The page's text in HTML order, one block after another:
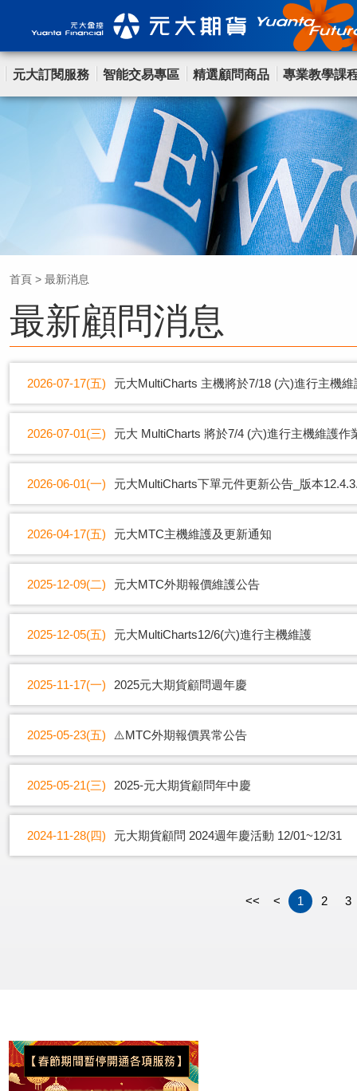
元大訂閱服務 智能交易專區 精選顧問商品 專業教學課
首頁 > 最新消息
最新顧問消息
2026-07-17(五) 元大MultiCharts 主機將於7/18 (六)進行主機
2026-07-01(三) 元大 MultiCharts 將於7/4 (六)進行主機維護作
2026-06-01(一) 元大MultiCharts下單元件更新公告_版本
2026-04-17(五) 元大MTC主機維護及更新通知
2025-12-09(二) 元大MTC外期報價維護公告
2025-12-05(五) 元大MultiCharts12/6(六)進行主機維護
2025-11-17(一) 2025元大期貨顧問週年慶
2025-05-23(五) ⚠️MTC外期報價異常公告
2025-05-21(三) 2025-元大期貨顧問年中慶
2024-11-28(四) 元大期貨顧問 2024週年慶活動 12/01~12/31
<< < 1 2 3